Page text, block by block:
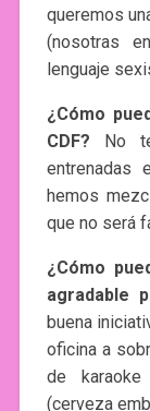
queremos
(nosotras
lenguaje
¿Cómo
CDF? No
entrenadas
hemos
que no será
¿Cómo
agradable
buena
oficina a
de
(cerveza